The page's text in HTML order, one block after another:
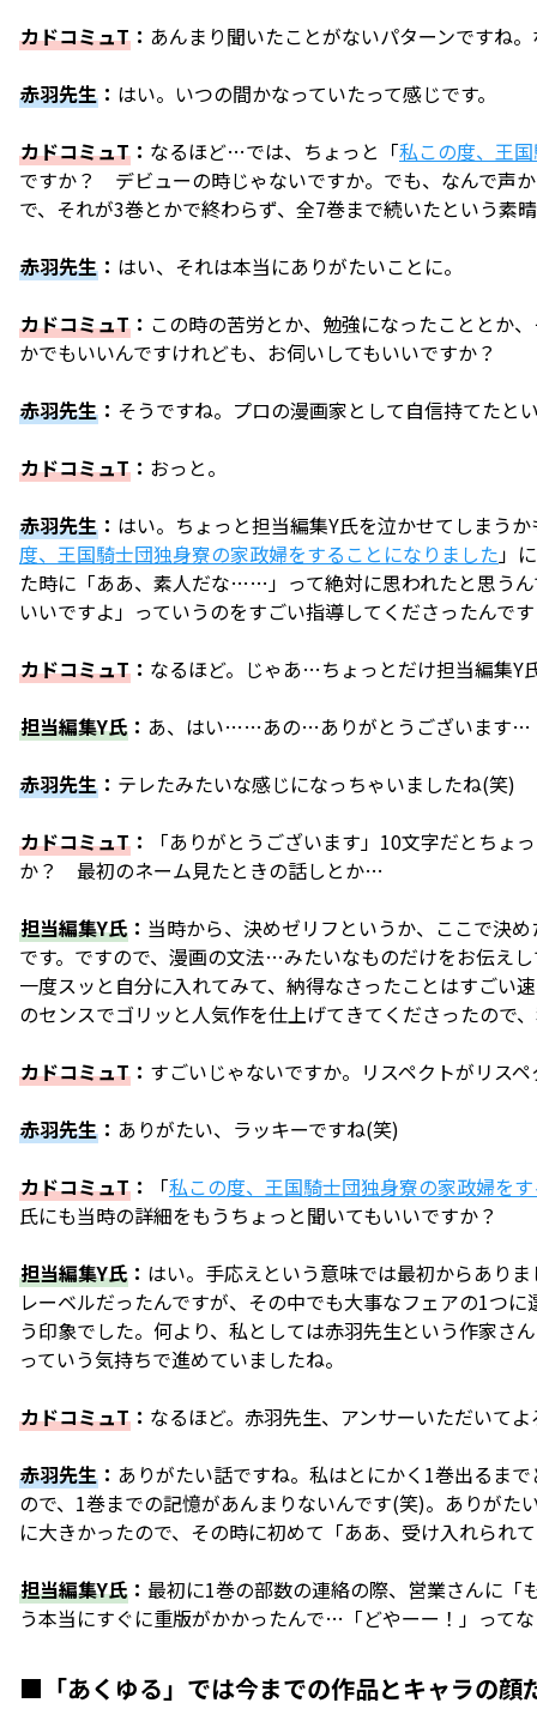
カドコミュT ： あんまり聞いたことがないパターンですね
赤羽先生 ： はい。いつの間かなっていたって感じです。
カドコミュT ： なるほど…では、ちょっと「私この度、王
ですか？ デビューの時じゃないですか。でも、なんで声
で、それが3巻とかで終わらず、全7巻まで続いたという素
赤羽先生 ： はい、それは本当にありがたいことに。
カドコミュT ： この時の苦労とか、勉強になったこととか
かでもいいんですけれども、お伺いしてもいいですか？
赤羽先生 ： そうですね。プロの漫画家として自信持てた
カドコミュT ： おっと。
赤羽先生 ： はい。ちょっと担当編集Y氏を泣かせてしまう
度、王国騎士団独身寮の家政婦をすることになりました」
た時に「ああ、素人だな……」って絶対に思われたと思う
いいですよ」っていうのをすごい指導してくださったんで
カドコミュT ： なるほど。じゃあ…ちょっとだけ担当編集Y
担当編集Y氏 ： あ、はい……あの…ありがとうございます…
赤羽先生 ： テレたみたいな感じになっちゃいましたね(笑)
カドコミュT ：
「ありがとうございます」10文字だとちょ
か？ 最初のネーム見たときの話しとか…
担当編集Y氏 ： 当時から、決めゼリフというか、ここで決
です。ですので、漫画の文法…みたいなものだけをお伝え
一度スッと自分に入れてみて、納得なさったことはすご
のセンスでゴリッと人気作を仕上げてきてくださったので
カドコミュT ： すごいじゃないですか。リスペクトがリス
赤羽先生 ： ありがたい、ラッキーですね(笑)
カドコミュT ： 「私この度、王国騎士団独身寮の家政婦を
氏にも当時の詳細をもうちょっと聞いてもいいですか？
担当編集Y氏 ： はい。手応えという意味では最初からあり
レーベルだったんですが、その中でも大事なフェアの1つ
う印象でした。何より、私としては赤羽先生という作家さ
っていう気持ちで進めていましたね。
カドコミュT ： なるほど。赤羽先生、アンサーいただいて
赤羽先生 ： ありがたい話ですね。私はとにかく1巻出るま
ので、1巻までの記憶があんまりないんです(笑)。ありが
に大きかったので、その時に初めて「ああ、受け入れられ
担当編集Y氏 ： 最初に1巻の部数の連絡の際、営業さんに「
う本当にすぐに重版がかかったんで…「どやーー！」って
■「あくゆる」では今までの作品とキャラの顔